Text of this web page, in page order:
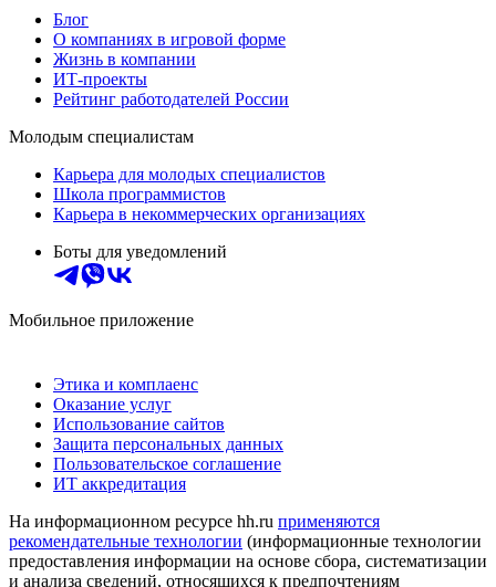
Блог
О компаниях в игровой форме
Жизнь в компании
ИТ-проекты
Рейтинг работодателей России
Молодым специалистам
Карьера для молодых специалистов
Школа программистов
Карьера в некоммерческих организациях
Боты для уведомлений
Мобильное приложение
Этика и комплаенс
Оказание услуг
Использование сайтов
Защита персональных данных
Пользовательское соглашение
ИТ аккредитация
На информационном ресурсе hh.ru применяются
рекомендательные технологии (информационные технологии
предоставления информации на основе сбора, систематизации
и анализа сведений, относящихся к предпочтениям